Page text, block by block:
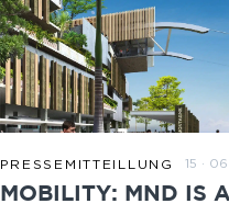
ZUM
PRESSEMITTEILLUNG 15 ·
MOBILITY: MND IS